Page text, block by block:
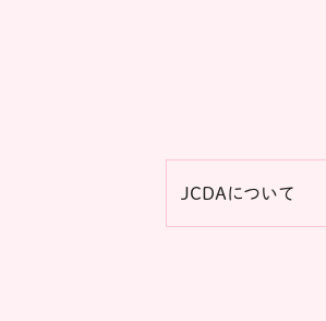
JCDAについて